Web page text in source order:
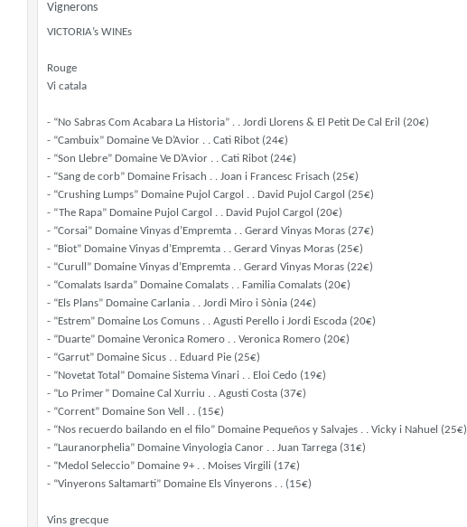
Vignerons
VICTORIA’s WINEs
Rouge
Vi catala
- “No Sabras Com Acabara La Historia” . . Jordi Llorens & El Petit De Cal Eril (20€)
- “Cambuix” Domaine Ve D’Avior . . Cati Ribot (24€)
- “Son Llebre” Domaine Ve D’Avior . . Cati Ribot (24€)
- “Sang de corb” Domaine Frisach . . Joan i Francesc Frisach (25€)
- “Crushing Lumps” Domaine Pujol Cargol . . David Pujol Cargol (25€)
- “The Rapa” Domaine Pujol Cargol . . David Pujol Cargol (20€)
- “Corsai” Domaine Vinyas d’Empremta . . Gerard Vinyas Moras (27€)
- “Biot” Domaine Vinyas d’Empremta . . Gerard Vinyas Moras (25€)
- “Curull” Domaine Vinyas d’Empremta . . Gerard Vinyas Moras (22€)
- “Comalats Isarda” Domaine Comalats . . Familia Comalats (20€)
- “Els Plans” Domaine Carlania . . Jordi Miro i Sònia (24€)
- “Estrem” Domaine Los Comuns . . Agusti Perello i Jordi Escoda (20€)
- “Duarte” Domaine Veronica Romero . . Veronica Romero (20€)
- “Garrut” Domaine Sicus . . Eduard Pie (25€)
- “Novetat Total” Domaine Sistema Vinari . . Eloi Cedo (19€)
- “Lo Primer” Domaine Cal Xurriu . . Agusti Costa (37€)
- “Corrent” Domaine Son Vell . . (15€)
- “Nos recuerdo bailando en el filo” Domaine Pequeños y Salvajes . . Vicky i Nahuel (25€)
- “Lauranorphelia” Domaine Vinyologia Canor . . Juan Tarrega (31€)
- “Medol Seleccio” Domaine 9+ . . Moises Virgili (17€)
- “Vinyerons Saltamarti” Domaine Els Vinyerons . . (15€)
Vins grecque